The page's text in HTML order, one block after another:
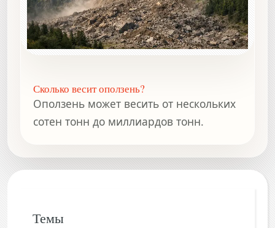
Сколько весит оползень?
Оползень может весить от нескольких
сотен тонн до миллиардов тонн.
Темы